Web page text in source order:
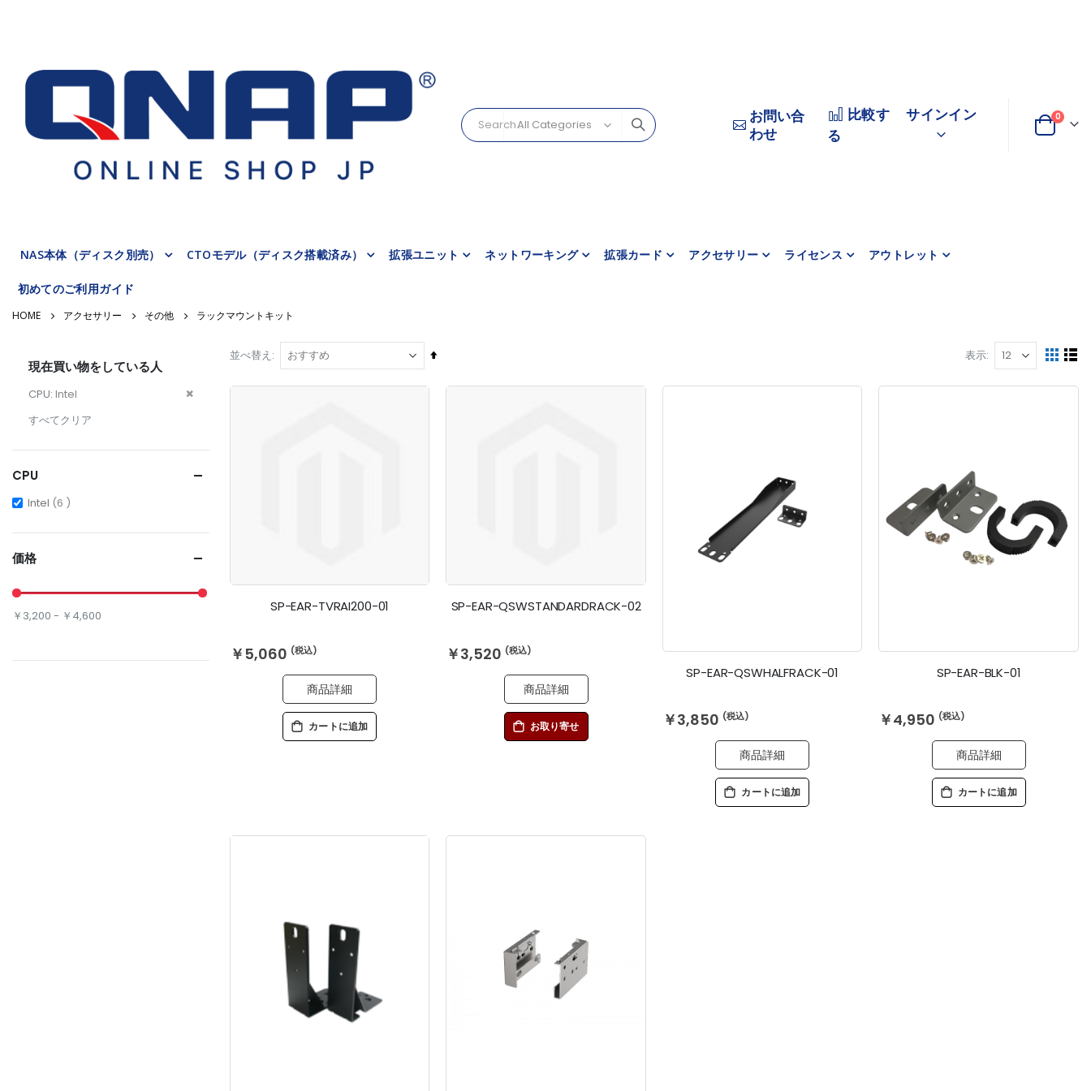
お問い合
わせ
比較す
る
サインイン
変
カート
0商品
NAS本体（ディスク別売） CTOモデル（ディスク搭載済み） 拡張ユニット ネットワーキング 拡張カード アクセサリー ライセンス アウトレット
初めてのご利用ガイド
アクセサリー その他 ラックマウントキット
並べ替え
降
表示
表
示
表 リ
ト
SP-EAR-TVRAI200-01
￥5,060
商品詳細
カートに追加
SP-EAR-QSWSTANDARDRACK-02
￥3,520
商品詳細
お取り寄せ
SP-EAR-QSWHALFRACK-01
￥3,850
商品詳細
カートに追加
SP-EAR-BLK-01
￥4,950
商品詳細
カートに追加
現在買い物をしている人
CPU Intel
こ
品
す
すべてクリア
CPU
Intel 6 items
価格
￥3,200 - ￥4,600